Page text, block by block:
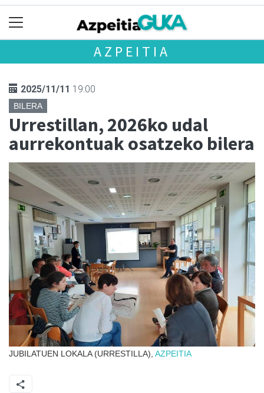
AZPEITIA
2025/11/11 19:00
BILERA
Urrestillan, 2026ko udal
aurrekontuak osatzeko bilera
JUBILATUEN LOKALA (URRESTILLA), AZPEITIA